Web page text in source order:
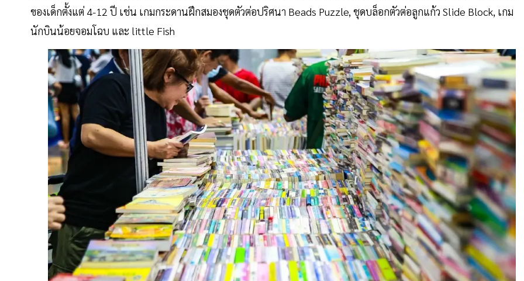
ของเด็กตั้งแต่ 4-12 ปี เช่น เกมกระดานฝึกสมองชุดตัวต่อปริศนา Beads Puzzle, ชุดบล็อกตัวต่อลูกแก้ว Slide Block, เกม
นักบินน้อยจอมโฉบ และ little Fish